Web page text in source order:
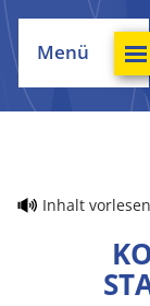
Menü
Inhalt vorlesen